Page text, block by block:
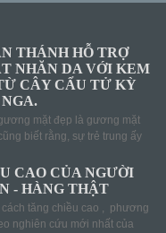
THÁNH HỖ TRỢ
NHĂN DA VỚI KEM
CÂY CẨU TỬ KỲ
mặt đẹp là gương mặt
biết rằng, sự trẻ trung ấy
CAO CỦA NGƯỜI
- HÀNG THẬT
tăng chiều cao , phương
nghiên cứu mới nhất của